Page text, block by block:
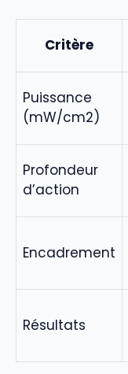
Critère
Puissance
(mW/cm2)
Profondeur
d’action
Encadrement
Résultats